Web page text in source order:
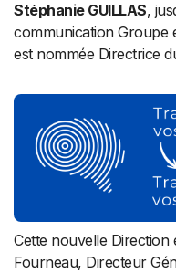
Stéphanie GUILLAS,
communication Groupe
est nommée Directrice
Cette nouvelle Direction
Fourneau, Directeur